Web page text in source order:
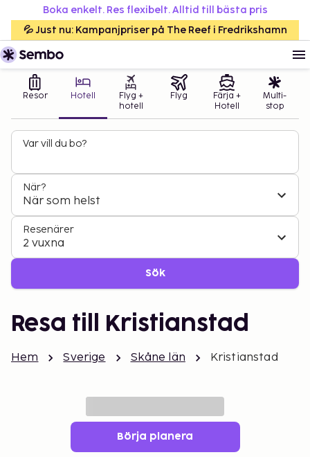
Boka enkelt. Res flexibelt. Alltid till bästa pris
💦 Just nu: Kampanjpriser på The Reef i Fredrikshamn
Resor Hotell
Flyg +
hotell
Flyg
Färja +
Hotell
Multi-
stop
Var vill du bo?
När?
När som helst
Resenärer
2 vuxna
Sök
Resa till Kristianstad
Hem Sverige Skåne län Kristianstad
Börja planera